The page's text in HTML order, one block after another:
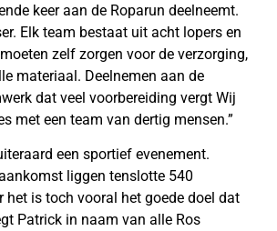
keer aan de Roparun deelneemt.
Elk team bestaat uit acht lopers en
zelf zorgen voor de verzorging,
materiaal. Deelnemen aan de
dat veel voorbereiding vergt Wij
met een team van dertig mensen.”
een sportief evenement.
liggen tenslotte 540
het is toch vooral het goede doel dat
Patrick in naam van alle Ros